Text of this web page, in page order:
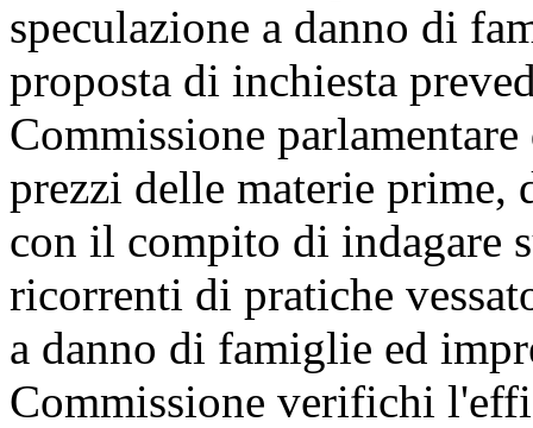
speculazione a danno di
proposta di inchiesta
Commissione
prezzi delle materie prime,
con il compito di indagare
ricorrenti di pratiche
a danno di famiglie ed
Commissione verifichi